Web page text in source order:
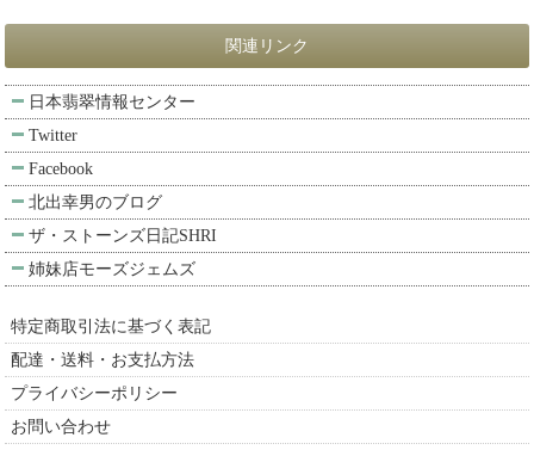
関連リンク
日本翡翠情報センター
Twitter
Facebook
北出幸男のブログ
ザ・ストーンズ日記SHRI
姉妹店モーズジェムズ
特定商取引法に基づく表記
配達・送料・お支払方法
プライバシーポリシー
お問い合わせ